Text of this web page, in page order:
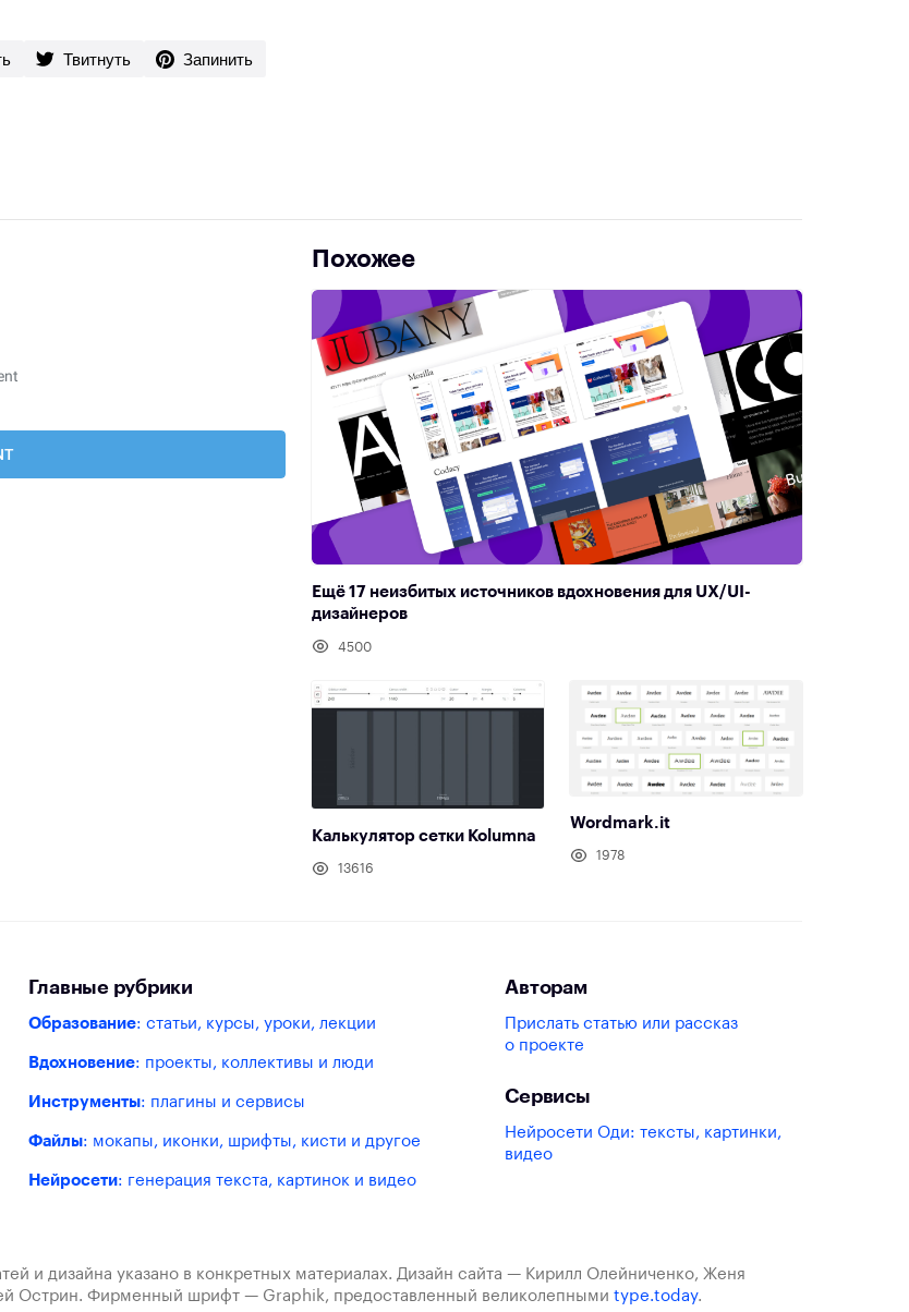
Твитнуть Запинить
Похожее
Ещё 17 неизбитых источников вдохновения для UX/UI-
дизайнеров
4500
Калькулятор сетки Kolumna
13616
Wordmark.it
1978
Главные рубрики
Образование: статьи, курсы, уроки, лекции
Вдохновение: проекты, коллективы и люди
Инструменты: плагины и сервисы
Файлы: мокапы, иконки, шрифты, кисти и другое
Нейросети: генерация текста, картинок и видео
Авторам
Прислать статью или рассказ
о проекте
Сервисы
Нейросети Оди: тексты, картинки,
видео
и дизайна указано в конкретных материалах. Дизайн сайта — Кирилл Олейниченко, Женя
Острин. Фирменный шрифт — Graphik, предоставленный великолепными type.today.